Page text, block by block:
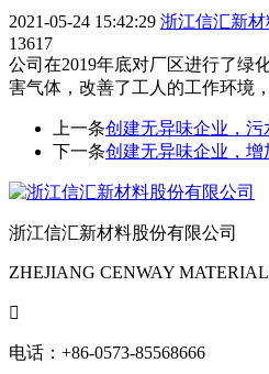
2021-05-24 15:42:29 浙江信汇新材
13617
公司在2019年底对厂区进行了绿
害气体，改善了工人的工作环境
上一条创建无异味企业，污
下一条创建无异味企业，
浙江信汇新材料股份有限公司
ZHEJIANG CENWAY

电话：+86-0573-85568666